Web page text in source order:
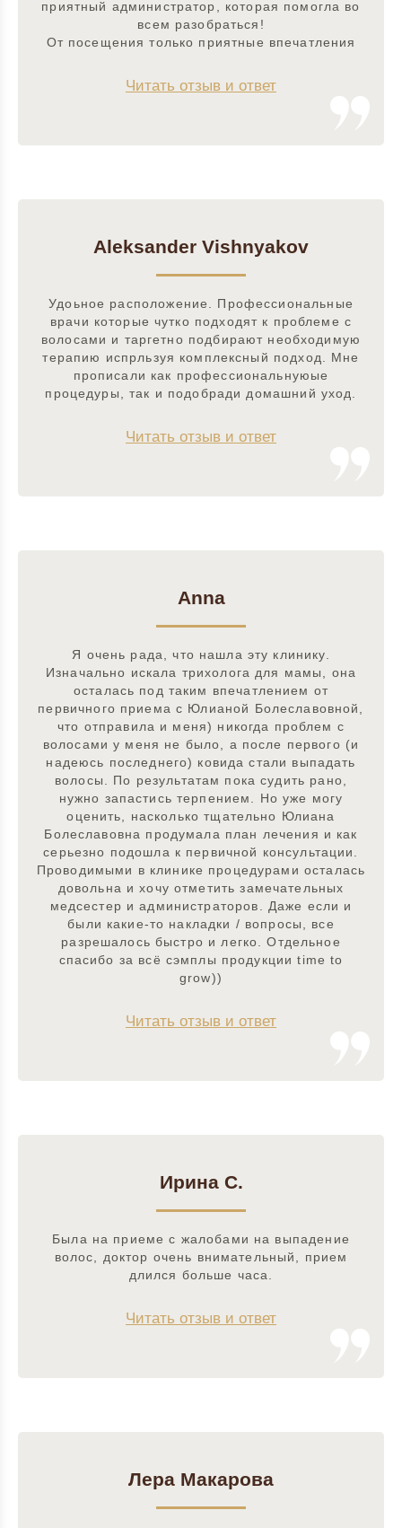
приятный администратор, которая помогла во
всем разобраться!
От посещения только приятные впечатления
Читать отзыв и ответ
Aleksander Vishnyakov
Удоьное расположение. Профессиональные
врачи которые чутко подходят к проблеме с
волосами и таргетно подбирают необходимую
терапию испрльзуя комплексный подход. Мне
прописали как профессиональнуюые
процедуры, так и подобради домашний уход.
Читать отзыв и ответ
Anna
Я очень рада, что нашла эту клинику.
Изначально искала трихолога для мамы, она
осталась под таким впечатлением от
первичного приема с Юлианой Болеславовной,
что отправила и меня) никогда проблем с
волосами у меня не было, а после первого (и
надеюсь последнего) ковида стали выпадать
волосы. По результатам пока судить рано,
нужно запастись терпением. Но уже могу
оценить, насколько тщательно Юлиана
Болеславовна продумала план лечения и как
серьезно подошла к первичной консультации.
Проводимыми в клинике процедурами осталась
довольна и хочу отметить замечательных
медсестер и администраторов. Даже если и
были какие-то накладки / вопросы, все
разрешалось быстро и легко. Отдельное
спасибо за всё сэмплы продукции time to
grow))
Читать отзыв и ответ
Ирина С.
Была на приеме с жалобами на выпадение
волос, доктор очень внимательный, прием
длился больше часа.
Читать отзыв и ответ
Лера Макарова